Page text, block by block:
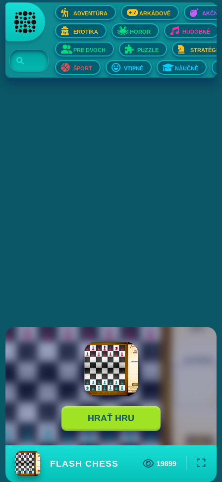
ADVENTÚRA ARKÁDOVÉ AKČNÉ
EROTIKA HOROR HUDOBNÉ
PRE DVOCH PUZZLE STRATÉGIE
ŠPORT VTIPNÉ NÁUČNÉ
HRAŤ HRU
FLASH CHESS 19899